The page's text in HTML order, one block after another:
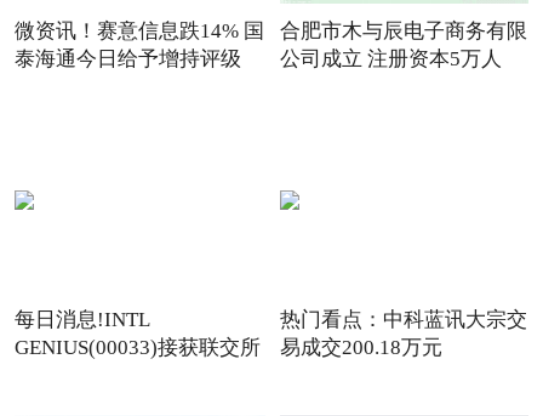
微资讯！赛意信息跌14% 国
泰海通今日给予增持评级
合肥市木与辰电子商务有限
公司成立 注册资本5万人
每日消息!INTL
GENIUS(00033)接获联交所
热门看点：中科蓝讯大宗交
易成交200.18万元